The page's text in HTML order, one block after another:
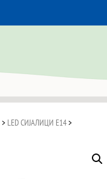
> LED СИЈАЛИЦИ Е14>